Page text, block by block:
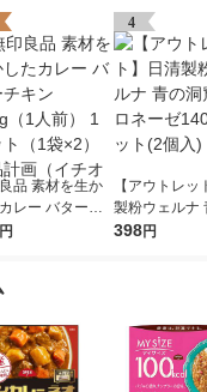
品 素材を生か
レー バターチ
（1人前） 1
円
4
【アウトレッ
製粉ウェルナ
窟 ボロネー
398円